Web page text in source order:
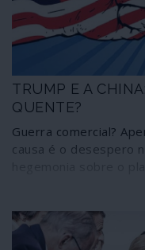
TRUMP E A
QUENTE?
Guerra comercial?
causa é o desespero